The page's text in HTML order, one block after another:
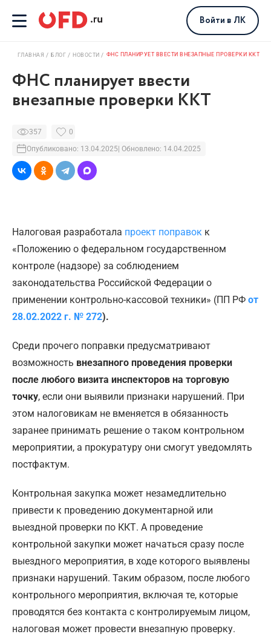
Войти в ЛК
ГЛАВНАЯ БЛОГ НОВОСТИ ФНС ПЛАНИРУЕТ ВВЕСТИ ВНЕЗАПНЫЕ ПРОВЕРКИ ККТ
ФНС планирует ввести
внезапные проверки ККТ
357
Опубликовано: 13.04.2025 | Обновлено: 14.04.2025
0
Налоговая разработала проект поправок к
«Положению о федеральном государственном
контроле (надзоре) за соблюдением
законодательства Российской Федерации о
применении контрольно-кассовой техники» (ПП РФ от
28.02.2022 г. № 272).
Среди прочего поправки предусматривают
возможность внезапного проведения проверки
после любого визита инспекторов на торговую
точку, если они выявили признаки нарушений. При
этом налоговикам не вменяется в обязанность
заранее принимать решение о таком контрольном
мероприятии, а прокуратуру они смогут уведомлять
постфактум.
Контрольная закупка может незамедлительно
привести к проведению документарной или
выездной проверки по ККТ. А проведение
контрольной закупки может начаться сразу после
выездного мероприятия, в ходе которого выявлены
признаки нарушений. Таким образом, после любого
контрольного мероприятия, включая те, которые
проводятся без контакта с контролируемым лицом,
налоговая может провести внезапную проверку.